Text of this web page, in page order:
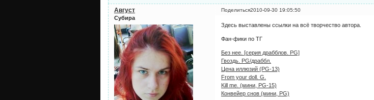
Поделиться2010-09-30 19:05:50
Август
Субира
Здесь выставлены ссылки на всё творчество автора.
Фан-фики по ТГ
Без нее. [серия драбблов. PG]
Гвоздь. PG/драббл.
Цена иллюзий (PG-13)
From your doll. G.
Kill me. (мини, PG-15)
Конвейер снов (мини, PG)